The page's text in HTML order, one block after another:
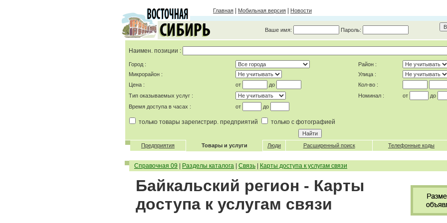
Главная Мобильная версия Новости
Ваше имя: Пароль:
Наимен. позиции :
Город :
Район :
Микрорайон :
Улица :
Цена :
от до
Кол-во :
Тип оказываемых услуг :
Номинал : от
до
Время доступа в часах :
от до
только товары зарегистрир. предприятий только с фотографией
Предприятия Товары и услуги Люди Расширенный поиск Телефонные коды
Справочная 09 Разделы каталога Связь Карты доступа к услугам связи
Байкальский регион - Карты
доступа к услугам связи